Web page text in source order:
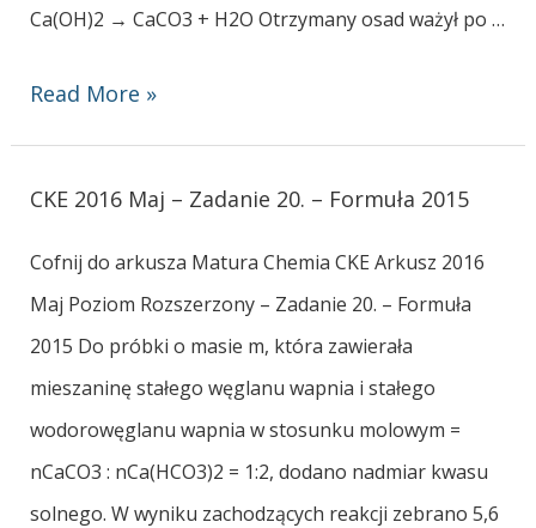
Ca(OH)2 → CaCO3 + H2O Otrzymany osad ważył po …
Read More »
CKE 2016 Maj – Zadanie 20. – Formuła 2015
Cofnij do arkusza Matura Chemia CKE Arkusz 2016
Maj Poziom Rozszerzony – Zadanie 20. – Formuła
2015 Do próbki o masie m, która zawierała
mieszaninę stałego węglanu wapnia i stałego
wodorowęglanu wapnia w stosunku molowym =
nCaCO3 : nCa(HCO3)2 = 1:2, dodano nadmiar kwasu
solnego. W wyniku zachodzących reakcji zebrano 5,6